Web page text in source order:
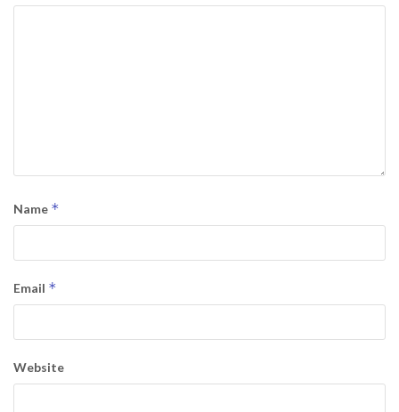
Name *
Email *
Website